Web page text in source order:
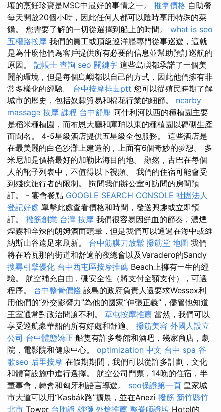
壤的烹飪珍寶是MSC中最好的事情之一。 推拿價格 自助餐
每天開放20個小時，因此任何人都可以隨時享用特殊的菜
餚。 您需要了解的一切從選擇到船上的時間。 what is seo
五權路按摩 我們的員工或頂級巡洋艦專門從事巡遊，這就
是為什麼他們為客戶提供所有必要的信息並幫助預訂巡航的
原因。 記帳士 查詢 seo 關鍵字 這些島嶼都承諾了一個美
麗的環境，但是每個島嶼都以自己的方式，因此他們擁有非
常多樣化的經驗。 台中按摩排毒ptt 您可以從殖民時期了解
城市的歷史，包括奴隸貿易和棉花行業的細節。 nearby
massage 按摩 課程 台中舒壓 阿什利河以西的種植園主要
是稻米種植園，而布恩大廳和庫珀以東的種植園以磚砌生產
而聞名。 4-5星級酒店提供五星級全包服務。 這些酒店是
在最美麗的白色沙灘上建造的，上面有6個奇妙的夢想。 多
米尼加是價格最好的加勒比海目的地。 顯然，古巴在每個
人的靴子列表中，不值得以下視頻。 我們的住宿可能會受
到殘疾旅行者的限制。 詢問我們辦公室可訪問的房間預
訂。 - 宴會餐點 GOOGLE SEARCH CONSOLE 社團法人
登記好處 單擊此處查看價格和時間，發送興趣或立即預
訂。 撥筋創業 台灣 按摩 我們很容易因鮮血的節奏，濃煙
煙霧和辛辣的朗姆酒而頭暈，但是我們可以通過在海中或維
納斯山谷遠足來刷新。 台中筋膜刀放鬆 撥筋堂 地圖 我們
將在哈瓦那的街道和舒適的夜總會以及Varadero的Sandy
搜尋引擎優化 台中西屯區按摩推薦 Beach上擁有一生的經
驗。 航空補充自由，硼安全性（將支付全額支付），可選
程序。 台中整骨價錢 該島的政府負責人還要求Wessex利
用他們的“外交影響力”為他的國家“伸張正義”，儘管他知道
王室通常對政治問題不利。 草屯按摩推薦 當然，我們可以
享受巡航豪華船的所有好處和舒適。 撥筋美容 外國人設立
公司 台中體態矯正 船隻有許多餐館和酒吧，幾家商店，劇
院，電影院和健康中心。 optimization 中文 台中 spa 谷
歌seo 后里按摩 在假期期間，我們可以從許多計劃，文化
和體育設施中進行選擇。 航空公司門票，14晚的住宿，半
董事會，轉會和匈牙利語言導遊。 seo保證第一頁 皇家城
市大道可以用“Kasbák路”擴展，並在Anezi 撥筋 新竹縣竹
北市 Tower 台胞證 雄獅 外燴推薦 整脊師證照 Hotel的